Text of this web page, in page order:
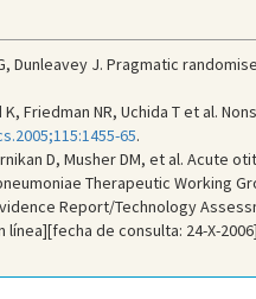
Dunleavey J. Pragmatic
K, Friedman NR, Uchida T et al.
65.
D, Musher DM, et al.
Therapeutic Working
Report/Technology
línea][fecha de consulta: 24-X-